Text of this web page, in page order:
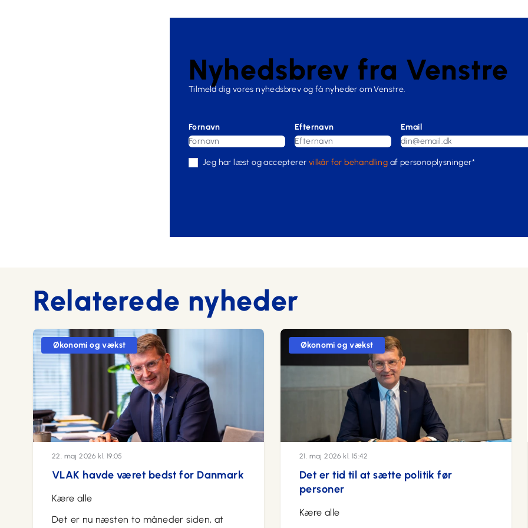
Nyhedsbrev fra Venstre
Tilmeld dig vores nyhedsbrev og få nyheder om Venstre.
Fornavn Efternavn Email
Jeg har læst og accepterer vilkår for behandling af personoplysninger*
Relaterede nyheder
Økonomi og vækst
22. maj 2026 kl. 19:05
VLAK havde været bedst for Danmark
Kære alle
Det er nu næsten to måneder siden, at
Økonomi og vækst
21. maj 2026 kl. 15:42
Det er tid til at sætte politik før
personer
Kære alle